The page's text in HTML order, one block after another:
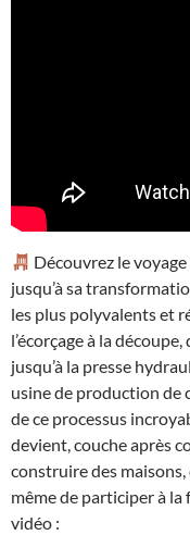
Découvrez le
jusqu’à sa
les plus polyvalents et
l’écorçage à la
jusqu’à la presse
usine de production de
de ce processus
devient, couche après
construire des
même de participer à la
vidéo :